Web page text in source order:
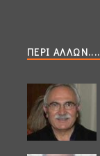
ΠΕΡΊ ΆΛΛΩΝ....